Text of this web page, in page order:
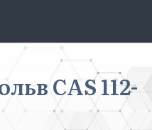
CAS 112-